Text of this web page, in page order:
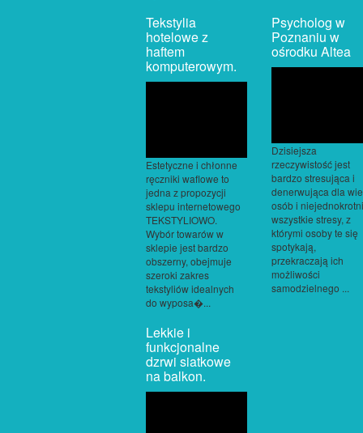
Tekstylia
hotelowe z
haftem
komputerowym.
Estetyczne i chłonne
ręczniki waflowe to
jedna z propozycji
sklepu internetowego
TEKSTYLIOWO.
Wybór towarów w
sklepie jest bardzo
obszerny, obejmuje
szeroki zakres
tekstyliów idealnych
do wyposa�...
Psycholog w
Poznaniu w
ośrodku Altea
Dzisiejsza
rzeczywistość jest
bardzo stresująca i
denerwująca dla
osób i
wszystkie stresy, z
którymi osoby te się
spotykają,
przekraczają ich
możliwości
samodzielnego ...
Lekkie i
funkcjonalne
dzrwi siatkowe
na balkon.